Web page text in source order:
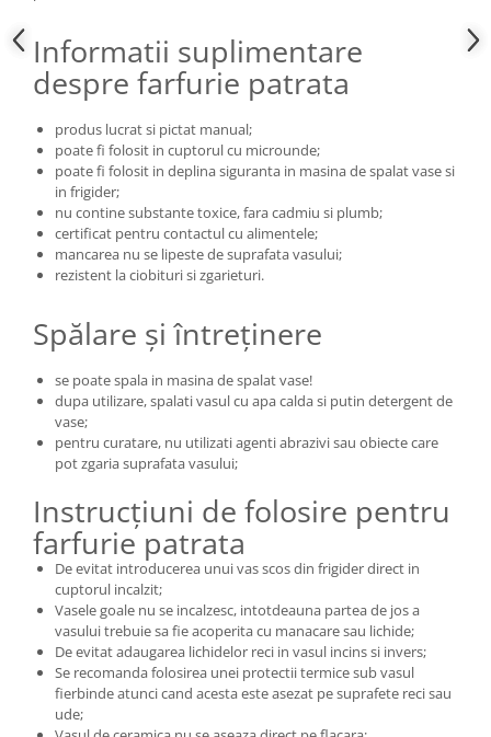
Informatii suplimentare
despre farfurie patrata
produs lucrat si pictat manual;
poate fi folosit in cuptorul cu microunde;
poate fi folosit in deplina siguranta in masina de spalat vase si
in frigider;
nu contine substante toxice, fara cadmiu si plumb;
certificat pentru contactul cu alimentele;
mancarea nu se lipeste de suprafata vasului;
rezistent la ciobituri si zgarieturi.
Spălare și întreținere
se poate spala in masina de spalat vase!
dupa utilizare, spalati vasul cu apa calda si putin detergent de
vase;
pentru curatare, nu utilizati agenti abrazivi sau obiecte care
pot zgaria suprafata vasului;
Instrucțiuni de folosire pentru
farfurie patrata
De evitat introducerea unui vas scos din frigider direct in
cuptorul incalzit;
Vasele goale nu se incalzesc, intotdeauna partea de jos a
vasului trebuie sa fie acoperita cu manacare sau lichide;
De evitat adaugarea lichidelor reci in vasul incins si invers;
Se recomanda folosirea unei protectii termice sub vasul
fierbinde atunci cand acesta este asezat pe suprafete reci sau
ude;